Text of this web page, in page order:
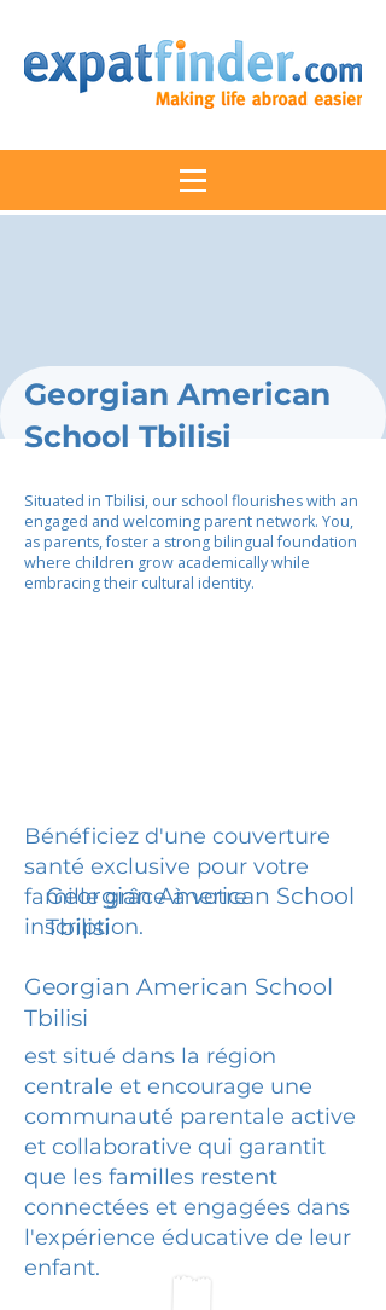
Georgian American
School Tbilisi
Situated in Tbilisi, our school flourishes with an
engaged and welcoming parent network. You,
as parents, foster a strong bilingual foundation
where children grow academically while
embracing their cultural identity.
Bénéficiez d'une couverture
santé exclusive pour votre
famille grâce à votre
inscription.
Georgian American School
Tbilisi
Georgian American School
Tbilisi
est situé dans la région
centrale et encourage une
communauté parentale active
et collaborative qui garantit
que les familles restent
connectées et engagées dans
l'expérience éducative de leur
enfant.